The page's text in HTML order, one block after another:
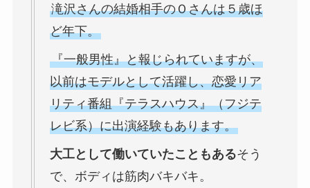
滝沢さんの結婚相手のＯさんは５歳ほ
ど年下。
『一般男性』と報じられていますが、
以前はモデルとして活躍し、恋愛リア
リティ番組『テラスハウス』（フジテ
レビ系）に出演経験もあります。
大工として働いていたこともあるそう
で、ボディは筋肉バキバキ。